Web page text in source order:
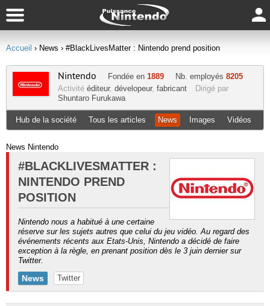
Accueil › News › #BlackLivesMatter : Nintendo prend position
Nintendo Fondée en 1889 Nb. employés 8205
Activité éditeur, dévelopeur, fabricant
Dirigé par
Shuntaro Furukawa
Hub de la société Tous les articles News Images Vidéos
News Nintendo
#BLACKLIVESMATTER :
NINTENDO PREND
POSITION
Nintendo nous a habitué à une certaine
réserve sur les sujets autres que celui du jeu vidéo. Au regard des
événements récents aux Etats-Unis, Nintendo a décidé de faire
exception à la règle, en prenant position dès le 3 juin dernier sur
Twitter.
News Twitter